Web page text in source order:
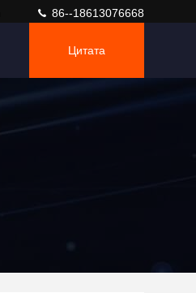
86--18613076668
Цитата